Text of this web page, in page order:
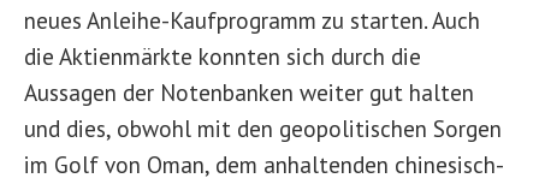
neues Anleihe-Kaufprogramm zu starten. Auch
die Aktienmärkte konnten sich durch die
Aussagen der Notenbanken weiter gut halten
und dies, obwohl mit den geopolitischen Sorgen
im Golf von Oman, dem anhaltenden chinesisch-